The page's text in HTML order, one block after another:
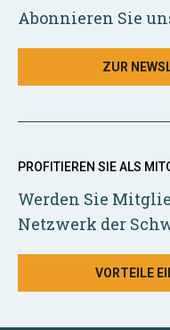
Abonnieren Sie
ZUR
PROFITIEREN SIE ALS
Werden Sie
Netzwerk der
VORTEILE